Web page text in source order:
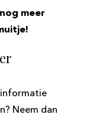
meer
Neem dan